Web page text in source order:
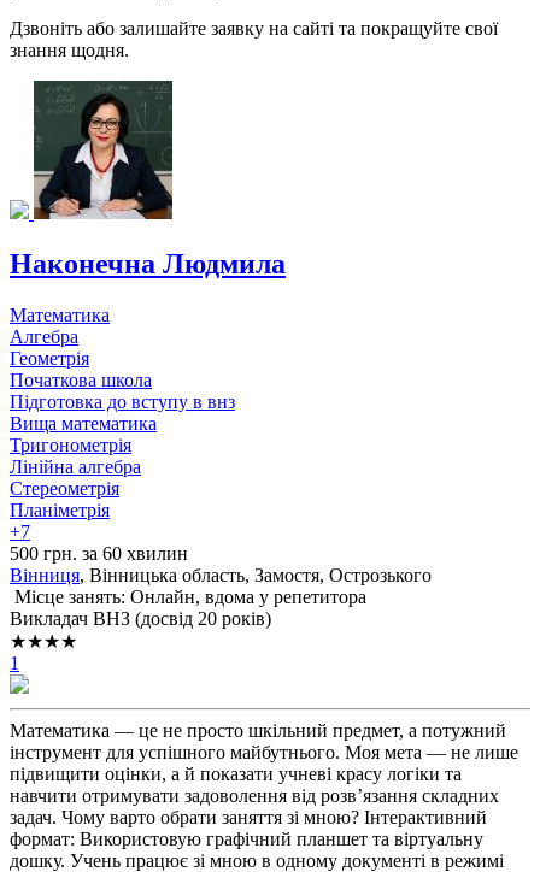
Дзвоніть або залишайте заявку на сайті та покращуйте свої
знання щодня.
Наконечна Людмила
Математика
Алгебра
Геометрія
Початкова школа
Підготовка до вступу в внз
Вища математика
Тригонометрія
Лінійна алгебра
Стереометрія
Планіметрія
+7
500 грн. за 60 хвилин
Вінниця, Вінницька область, Замостя, Острозького
Місце занять: Онлайн, вдома у репетитора
Викладач ВНЗ (досвід 20 років)
★★★★
1
Математика — це не просто шкільний предмет, а потужний
інструмент для успішного майбутнього. Моя мета — не лише
підвищити оцінки, а й показати учневі красу логіки та
навчити отримувати задоволення від розв’язання складних
задач. Чому варто обрати заняття зі мною? Інтерактивний
формат: Використовую графічний планшет та віртуальну
дошку. Учень працює зі мною в одному документі в режимі